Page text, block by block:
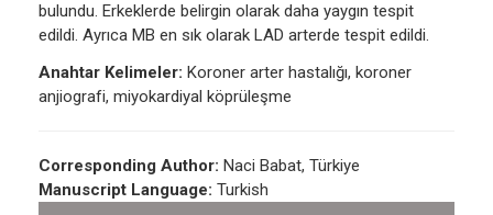
bulundu. Erkeklerde belirgin olarak daha yaygın tespit
edildi. Ayrıca MB en sık olarak LAD arterde tespit edildi.
Anahtar Kelimeler: Koroner arter hastalığı, koroner
anjiografi, miyokardiyal köprüleşme
Corresponding Author: Naci Babat, Türkiye
Manuscript Language: Turkish